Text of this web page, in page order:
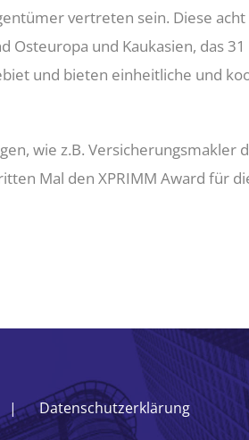
vertreten sein. Diese
Osteuropa und Kaukasien, das
und bieten einheitliche und
wie z.B. Versicherungsmakler
Mal den XPRIMM Award für
Datenschutzerklärung